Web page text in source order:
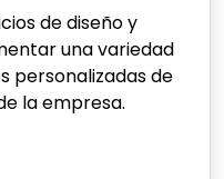
de diseño y
una variedad
personalizadas de
la empresa.